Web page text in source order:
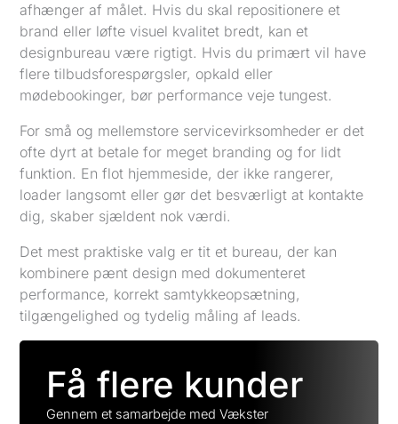
afhænger af målet. Hvis du skal repositionere et
brand eller løfte visuel kvalitet bredt, kan et
designbureau være rigtigt. Hvis du primært vil have
flere tilbudsforespørgsler, opkald eller
mødebookinger, bør performance veje tungest.
For små og mellemstore servicevirksomheder er det
ofte dyrt at betale for meget branding og for lidt
funktion. En flot hjemmeside, der ikke rangerer,
loader langsomt eller gør det besværligt at kontakte
dig, skaber sjældent nok værdi.
Det mest praktiske valg er tit et bureau, der kan
kombinere pænt design med dokumenteret
performance, korrekt samtykkeopsætning,
tilgængelighed og tydelig måling af leads.
Få flere kunder
Gennem et samarbejde med Vækster